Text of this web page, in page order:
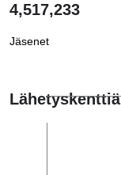
4,517,233
Jäsenet
Lähetyskenttiä